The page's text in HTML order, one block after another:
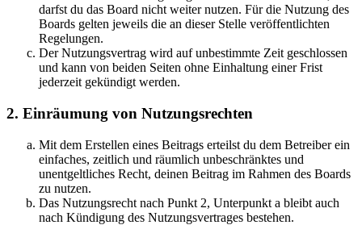
darfst du das Board nicht weiter nutzen. Für die Nutzung des
Boards gelten jeweils die an dieser Stelle veröffentlichten
Regelungen.
Der Nutzungsvertrag wird auf unbestimmte Zeit geschlossen
und kann von beiden Seiten ohne Einhaltung einer Frist
jederzeit gekündigt werden.
2. Einräumung von Nutzungsrechten
Mit dem Erstellen eines Beitrags erteilst du dem Betreiber ein
einfaches, zeitlich und räumlich unbeschränktes und
unentgeltliches Recht, deinen Beitrag im Rahmen des Boards
zu nutzen.
Das Nutzungsrecht nach Punkt 2, Unterpunkt a bleibt auch
nach Kündigung des Nutzungsvertrages bestehen.